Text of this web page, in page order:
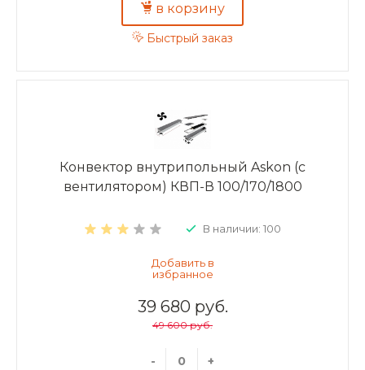
в корзину
Быстрый заказ
Конвектор внутрипольный Askon (с
вентилятором) КВП-В 100/170/1800
В наличии: 100
39 680 руб.
49 600 руб.
- +